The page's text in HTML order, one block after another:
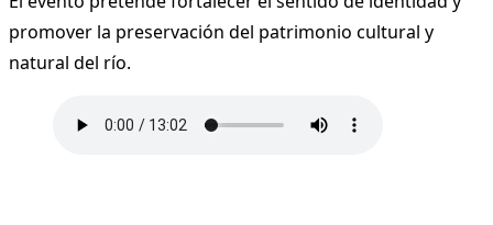
promover la preservación del patrimonio cultural y
natural del río.